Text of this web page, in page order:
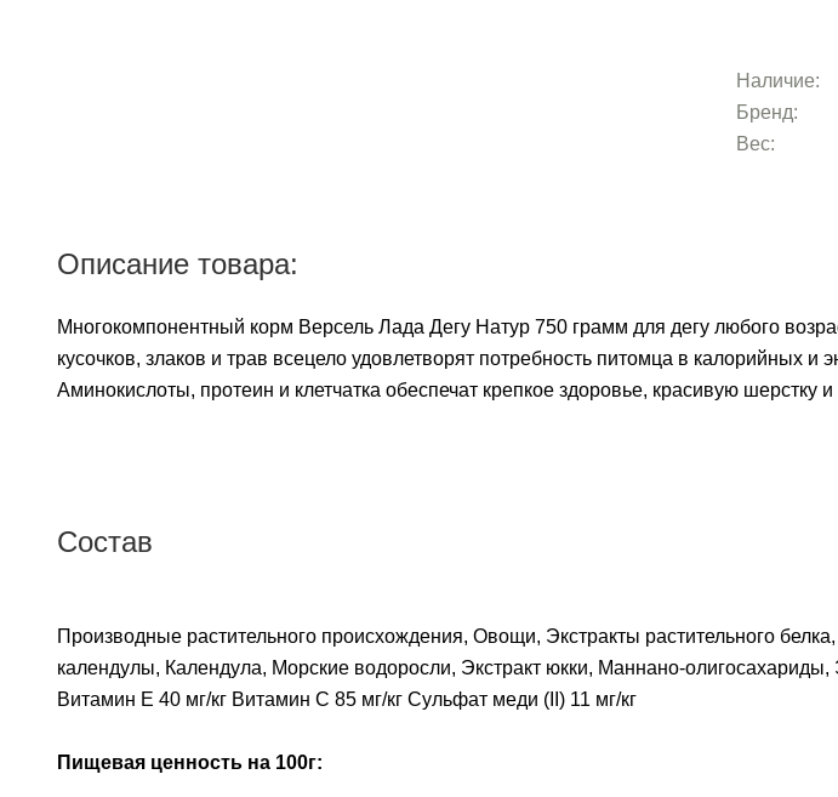
Наличие:
Бренд:
Вес:
Описание товара:
Многокомпонентный корм Версель Лада Дегу Натур 750 грамм для дегу любого
кусочков, злаков и трав всецело удовлетворят потребность питомца в калорийных
Аминокислоты, протеин и клетчатка обеспечат крепкое здоровье, красивую
Состав
Производные растительного происхождения, Овощи, Экстракты растительного
календулы, Календула, Морские водоросли, Экстракт юкки, Маннано-
Витамин E 40 мг/кг Витамин C 85 мг/кг Сульфат меди (II) 11 мг/кг
Пищевая ценность на 100г: